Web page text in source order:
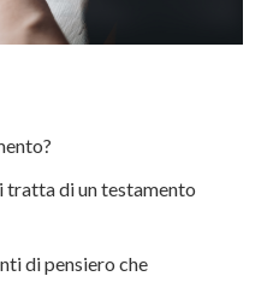
tratta di un testamento
di pensiero che